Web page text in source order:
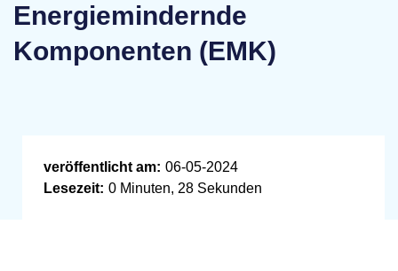
Energiemindernde
Komponenten (EMK)
veröffentlicht am: 06-05-2024
Lesezeit: 0 Minuten, 28 Sekunden